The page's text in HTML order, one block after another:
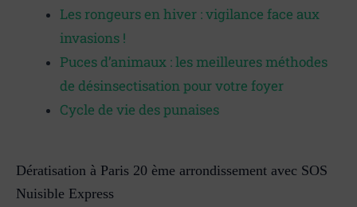
Les rongeurs en hiver : vigilance face aux
invasions !
Puces d’animaux : les meilleures méthodes
de désinsectisation pour votre foyer
Cycle de vie des punaises
Dératisation à Paris 20 ème arrondissement avec SOS
Nuisible Express